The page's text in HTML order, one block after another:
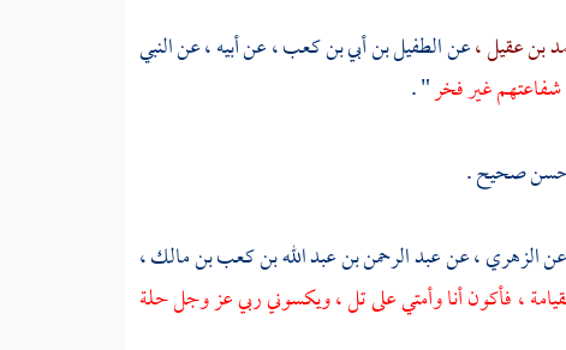
بن عقيل ،عنالطفيل بن أبي بن كعب ،عن أبيه ، عن النبي
شفاعتهم غير فخر" .
صحيح .
عنالزهري ،عنعبد الرحمن بن عبد الله بن كعب بن مالك ،
، فأكون أنا وأمتي على تل ، ويكسوني ربي عز وجل حلة